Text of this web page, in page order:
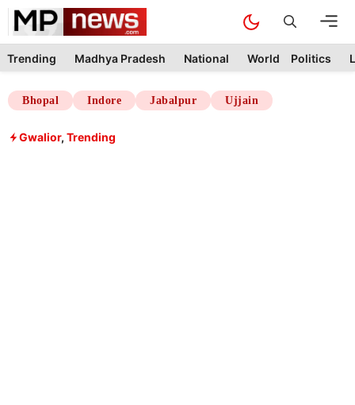
Skip
content
Trending Madhya Pradesh National World Politics
Bhopal Indore Jabalpur Ujjain
Gwalior, Trending